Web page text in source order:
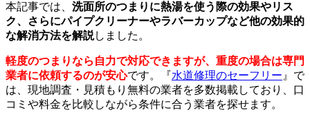
本記事では、 洗面所のつまりに熱湯を使う際の効果やリス
ク、さらにパイプクリーナーやラバーカップなど他の効果的
な解消方法を解説しました。
軽度のつまりなら自力で対応できますが、重度の場合は専門
業者に依頼するのが安心です。『水道修理のセーフリー 』で
は、現地調査・見積もり無料の業者を多数掲載しており、口
コミや料金を比較しながら条件に合う業者を探せます。